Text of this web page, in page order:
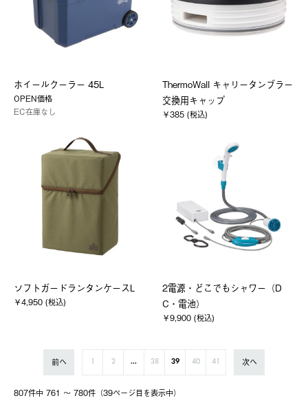
ホイールクーラー 45L
OPEN価格
EC在庫なし
ThermoWall キャリータンブラー
交換用キャップ
￥385 (税込)
ソフトガードランタンケースL
￥4,950 (税込)
2電源・どこでもシャワー（D
C・電池）
￥9,900 (税込)
807件中 761 〜 780件（39ページ⽬を表⽰中）
前へ 1 2 ... 38 39 40 41 次へ